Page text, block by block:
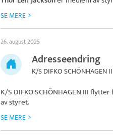
SE MERE
26. august 2025
Adresseendring
K/S DIFKO SCHÖNHAGEN
K/S DIFKO SCHÖNHAGEN IIIflytter
av styret.
SE MERE